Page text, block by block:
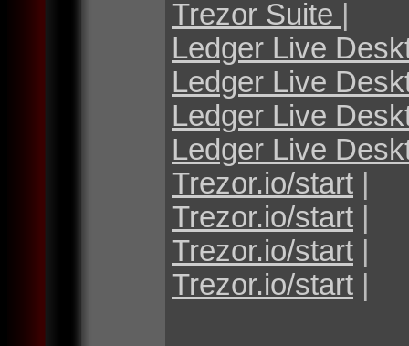
Trezor Suite |
Ledger Live
Ledger Live
Ledger Live
Ledger Live
Trezor.io/start |
Trezor.io/start |
Trezor.io/start |
Trezor.io/start |